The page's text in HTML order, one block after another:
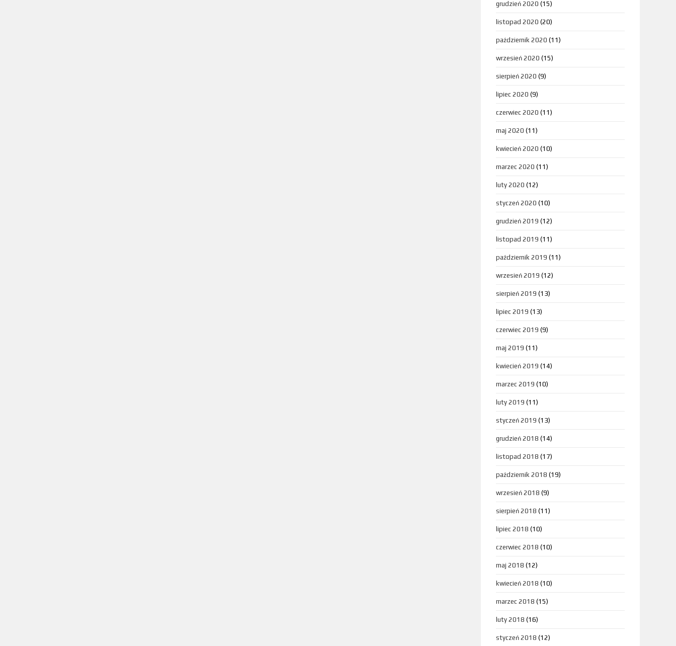
grudzień 2020 (15)
listopad 2020 (20)
październik 2020 (11)
wrzesień 2020 (15)
sierpień 2020 (9)
lipiec 2020 (9)
czerwiec 2020 (11)
maj 2020 (11)
kwiecień 2020 (10)
marzec 2020 (11)
luty 2020 (12)
styczeń 2020 (10)
grudzień 2019 (12)
listopad 2019 (11)
październik 2019 (11)
wrzesień 2019 (12)
sierpień 2019 (13)
lipiec 2019 (13)
czerwiec 2019 (9)
maj 2019 (11)
kwiecień 2019 (14)
marzec 2019 (10)
luty 2019 (11)
styczeń 2019 (13)
grudzień 2018 (14)
listopad 2018 (17)
październik 2018 (19)
wrzesień 2018 (9)
sierpień 2018 (11)
lipiec 2018 (10)
czerwiec 2018 (10)
maj 2018 (12)
kwiecień 2018 (10)
marzec 2018 (15)
luty 2018 (16)
styczeń 2018 (12)